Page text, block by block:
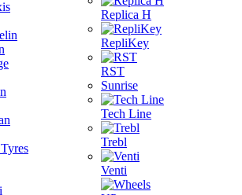
Replica H
RepliKey
RST
Sunrise
Tech Line
Trebl
Venti